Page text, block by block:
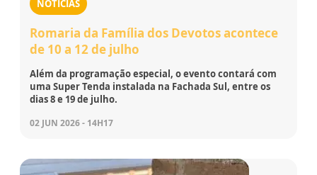
NOTÍCIAS
Romaria da Família dos Devotos acontece
de 10 a 12 de julho
Além da programação especial, o evento contará com
uma Super Tenda instalada na Fachada Sul, entre os
dias 8 e 19 de julho.
02 JUN 2026 - 14H17